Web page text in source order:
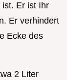
Er ist Ihr
Er verhindert
Ecke des
2 Liter